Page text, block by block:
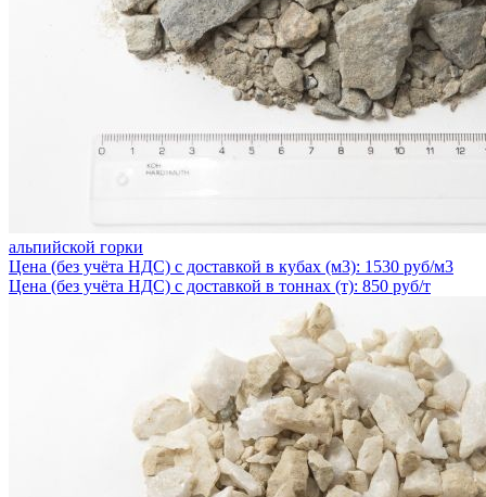
альпийской горки
Цена (без учёта НДС) с доставкой в кубах (м3): 1530 руб/м3
Цена (без учёта НДС) с доставкой в тоннах (т): 850 руб/т